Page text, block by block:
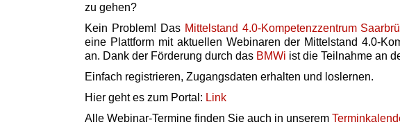
zu gehen?
Kein Problem! Das Mittelstand 4.0-Kompetenzzentrum
eine Plattform mit aktuellen Webinaren der Mittelstand 4.0-
an. Dank der Förderung durch das BMWi ist die Teilnahme an
Einfach registrieren, Zugangsdaten erhalten und loslernen.
Hier geht es zum Portal: Link
Alle Webinar-Termine finden Sie auch in unserem